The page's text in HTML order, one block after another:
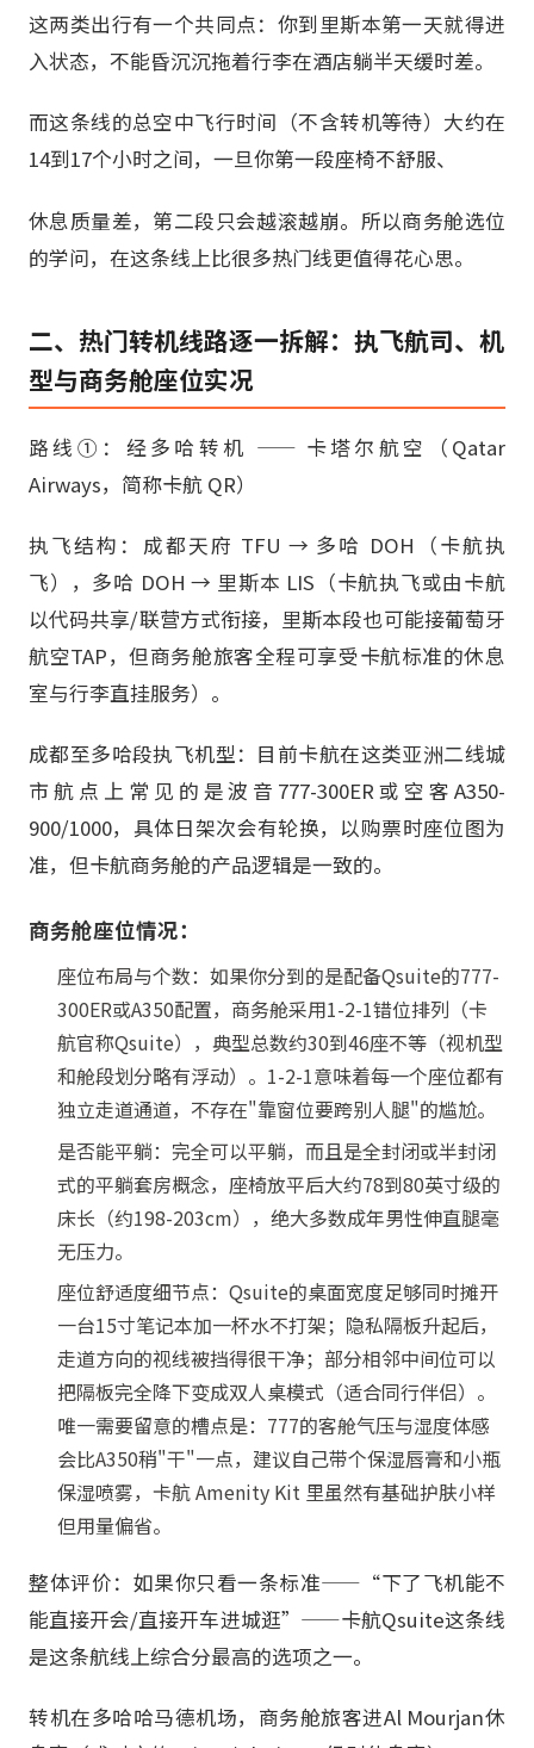
这两类出行有一个共同点：你到里斯本第一天就得进
入状态，不能昏沉沉拖着行李在酒店躺半天缓时差。
而这条线的总空中飞行时间（不含转机等待）大约在
14到17个小时之间，一旦你第一段座椅不舒服、
休息质量差，第二段只会越滚越崩。所以商务舱选位
的学问，在这条线上比很多热门线更值得花心思。
二、热门转机线路逐一拆解：执飞航司、机
型与商务舱座位实况
路线①：经多哈转机 —— 卡塔尔航空（Qatar
Airways，简称卡航 QR）
执飞结构：成都天府 TFU → 多哈 DOH（卡航执
飞），多哈 DOH → 里斯本 LIS（卡航执飞或由卡航
以代码共享/联营方式衔接，里斯本段也可能接葡萄牙
航空TAP，但商务舱旅客全程可享受卡航标准的休息
室与行李直挂服务）。
成都至多哈段执飞机型：目前卡航在这类亚洲二线城
市航点上常见的是波音777-300ER或空客A350-
900/1000，具体日架次会有轮换，以购票时座位图为
准，但卡航商务舱的产品逻辑是一致的。
商务舱座位情况：
座位布局与个数：如果你分到的是配备Qsuite的777-
300ER或A350配置，商务舱采用1-2-1错位排列（卡
航官称Qsuite），典型总数约30到46座不等（视机型
和舱段划分略有浮动）。1-2-1意味着每一个座位都有
独立走道通道，不存在"靠窗位要跨别人腿"的尴尬。
是否能平躺：完全可以平躺，而且是全封闭或半封闭
式的平躺套房概念，座椅放平后大约78到80英寸级的
床长（约198-203cm），绝大多数成年男性伸直腿毫
无压力。
座位舒适度细节点：Qsuite的桌面宽度足够同时摊开
一台15寸笔记本加一杯水不打架；隐私隔板升起后，
走道方向的视线被挡得很干净；部分相邻中间位可以
把隔板完全降下变成双人桌模式（适合同行伴侣）。
唯一需要留意的槽点是：777的客舱气压与湿度体感
会比A350稍"干"一点，建议自己带个保湿唇膏和小瓶
保湿喷雾，卡航 Amenity Kit 里虽然有基础护肤小样
但用量偏省。
整体评价：如果你只看一条标准——“下了飞机能不
能直接开会/直接开车进城逛”——卡航Qsuite这条线
是这条航线上综合分最高的选项之一。
转机在多哈哈马德机场，商务舱旅客进Al Mourjan休